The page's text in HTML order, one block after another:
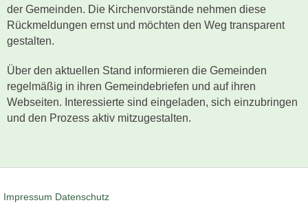
der Gemeinden. Die Kirchenvorstände nehmen diese
Rückmeldungen ernst und möchten den Weg transparent
gestalten.
Über den aktuellen Stand informieren die Gemeinden
regelmäßig in ihren Gemeindebriefen und auf ihren
Webseiten. Interessierte sind eingeladen, sich einzubringen
und den Prozess aktiv mitzugestalten.
Impressum Datenschutz